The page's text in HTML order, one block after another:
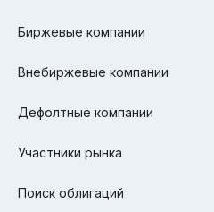
Биржевые компании
Внебиржевые компании
Дефолтные компании
Участники рынка
Поиск облигаций